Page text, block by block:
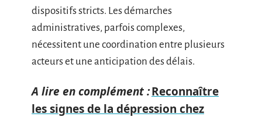
dispositifs stricts. Les démarches
administratives, parfois complexes,
nécessitent une coordination entre plusieurs
acteurs et une anticipation des délais.
A lire en complément :Reconnaître
les signes de la dépression chez